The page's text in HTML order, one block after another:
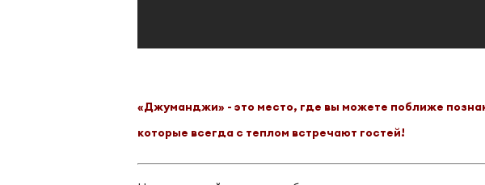
«Джуманджи» - это место, где вы можете поближе
которые всегда с теплом встречают гостей!